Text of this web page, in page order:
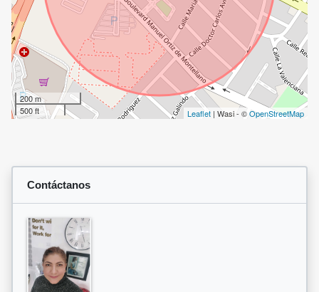
200 m
500 ft
Leaflet | Wasi - ©OpenStreetMap
Contáctanos